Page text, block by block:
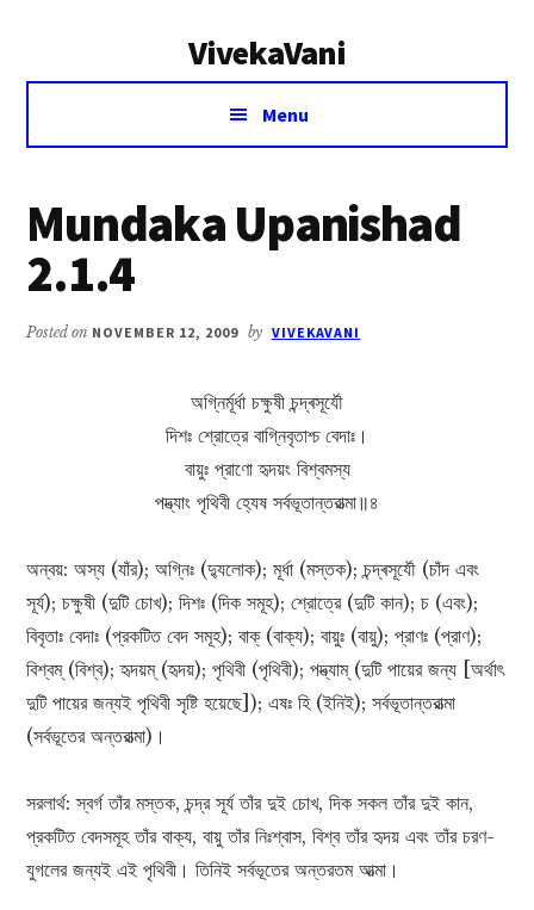
VivekaVani
Voice
Vivekananda
Menu
Mundaka Upanishad
2.1.4
Posted on NOVEMBER 12, 2009 by VIVEKAVANI
অগ্নির্মূর্ধা চক্ষুষী চন্দ্ৰসূর্যৌ
দিশঃ শ্রোত্রে বাগ্নিবৃতাশ্চ বেদাঃ।
বায়ুঃ প্রাণো হৃদয়ং বিশ্বমস্য
পদ্ভ্যাং পৃথিবী হ্যেষ সর্বভূতান্তরাত্মা॥৪
অন্বয়: অস্য (যাঁর); অগ্নিঃ (দ্যুলোক); মূর্ধা (মস্তক); চন্দ্ৰসূর্যৌ (চাঁদ এবং
সূর্য); চক্ষুষী (দুটি চোখ); দিশঃ (দিক সমূহ); শ্রোত্রে (দুটি কান); চ (এবং);
বিবৃতাঃ বেদাঃ (প্রকটিত বেদ সমূহ); বাক্ (বাক্য); বায়ুঃ (বায়ু); প্রাণঃ (প্রাণ);
বিশ্বম্‌ (বিশ্ব); হৃদয়ম্ (হৃদয়); পৃথিবী (পৃথিবী); পদ্ভ্যাম্‌ (দুটি পায়ের জন্য [অর্থাৎ
দুটি পায়ের জন্যই পৃথিবী সৃষ্টি হয়েছে]); এষঃ হি (ইনিই); সর্বভূতান্তরাত্মা
(সর্বভূতের অন্তরাত্মা)।
সরলার্থ: স্বর্গ তাঁর মস্তক, চন্দ্র সূর্য তাঁর দুই চোখ, দিক সকল তাঁর দুই কান,
প্রকটিত বেদসমূহ তাঁর বাক্য, বায়ু তাঁর নিঃশ্বাস, বিশ্ব তাঁর হৃদয় এবং তাঁর চরণ-
যুগলের জন্যই এই পৃথিবী। তিনিই সর্বভূতের অন্তরতম আত্মা।